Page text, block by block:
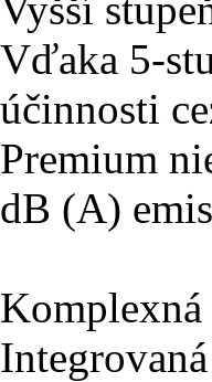
Vďaka 5-
účinnosti
Premium
dB (A)
Komplexná